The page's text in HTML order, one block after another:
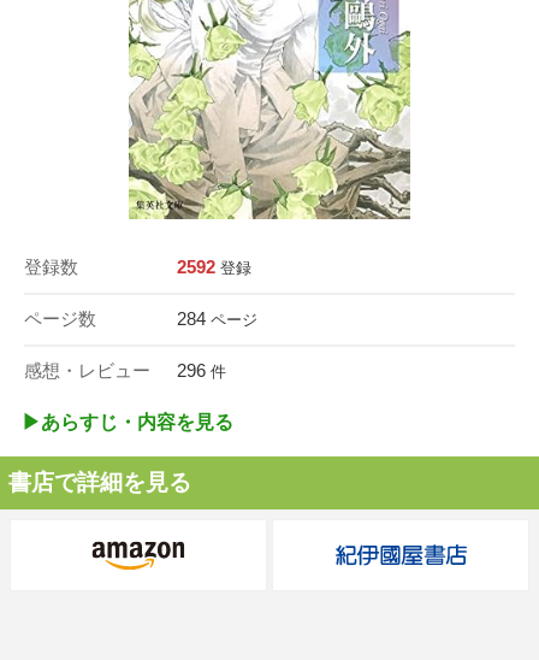
登録数 2592 登録
ページ数 284 ページ
感想・レビュー 296 件
▶︎あらすじ・内容を見る
書店で詳細を見る